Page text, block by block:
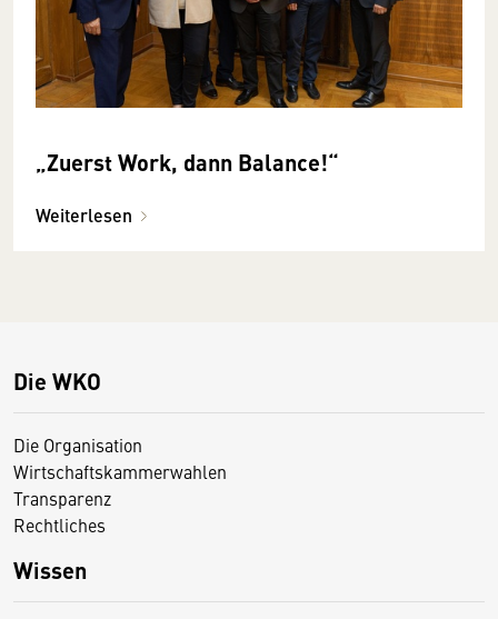
„Zuerst Work, dann Balance!“
Weiterlesen
Die WKO
Die Organisation
Wirtschaftskammerwahlen
Transparenz
Rechtliches
Wissen